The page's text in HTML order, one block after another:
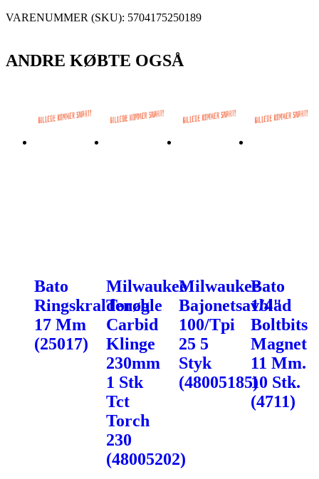
VARENUMMER (SKU): 5704175250189
ANDRE KØBTE OGSÅ
Bato
Ringskraldenøgle
17 Mm
(25017)
Milwaukee
Torch
Carbid
Klinge
230mm
1 Stk
Tct
Torch
230
(48005202)
Milwaukee
Bajonetsavblad
100/Tpi
25 5
Styk
(48005185)
Bato
1/4"
Boltbits
Magnet
11 Mm.
10 Stk.
(4711)